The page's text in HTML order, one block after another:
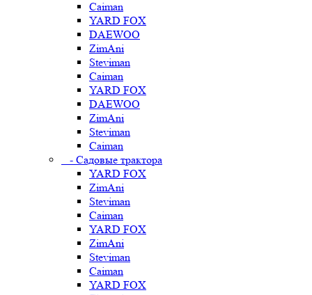
Caiman
YARD FOX
DAEWOO
ZimAni
Steviman
Caiman
YARD FOX
DAEWOO
ZimAni
Steviman
Caiman
- Садовые трактора
YARD FOX
ZimAni
Steviman
Caiman
YARD FOX
ZimAni
Steviman
Caiman
YARD FOX